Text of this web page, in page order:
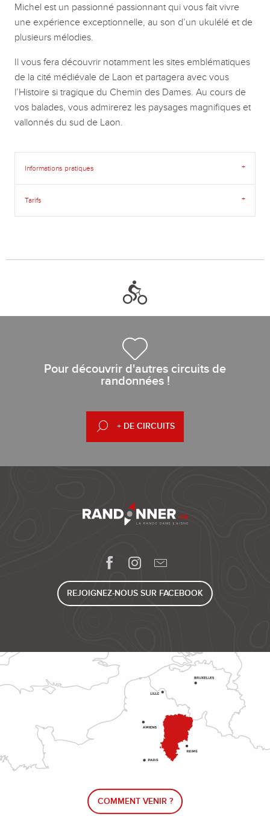
Michel est un passionné passionnant qui vous fait vivre
une expérience exceptionnelle, au son d’un ukulélé et de
plusieurs mélodies.
Il vous fera découvrir notamment les sites emblématiques
de la cité médiévale de Laon et partagera avec vous
l’Histoire si tragique du Chemin des Dames. Au cours de
vos balades, vous admirerez les paysages magnifiques et
vallonnés du sud de Laon.
Informations pratiques
Tarifs
Pour découvrir d'autres circuits de
randonnées !
+ DE CIRCUITS
REJOIGNEZ-NOUS SUR FACEBOOK
COMMENT VENIR ?